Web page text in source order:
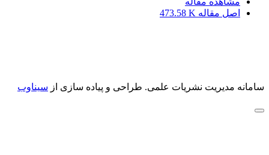
اصل مقاله 473.58 K
سامانه مدیریت نشریات علمی. طراحی و پیاده سازی از سیناوب